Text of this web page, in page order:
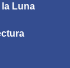
la Luna